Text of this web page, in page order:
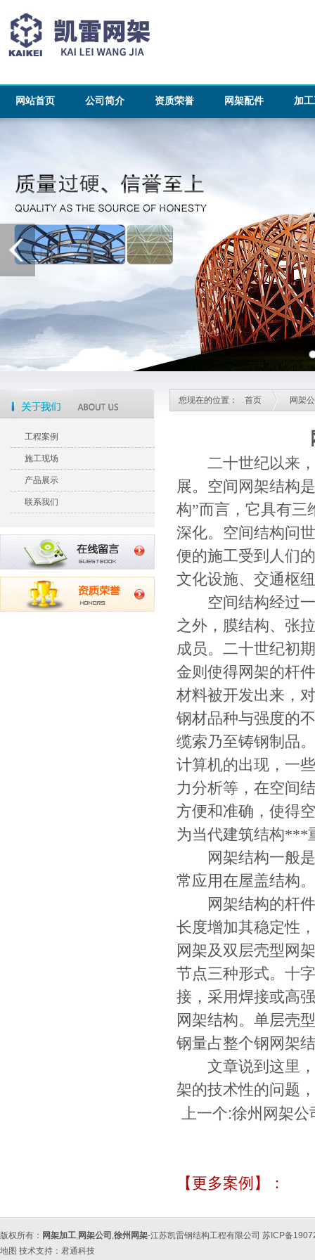
网站首页 公司简介 资质荣誉 网架配件 加
工程案例
施工现场
产品展示
联系我们
您现在的位置： 首页 网架
二十世纪以来，
展。空间网架结构
构”而言，它具有三
深化。空间结构问
便的施工受到人们
文化设施、交通枢
空间结构经过一
之外，膜结构、张
成员。二十世纪初
金则使得网架的杆
材料被开发出来，
钢材品种与强度的
缆索乃至铸钢制品
计算机的出现，一
力分析等，在空间
方便和准确，使得
为当代建筑结构***
网架结构一般是
常应用在屋盖结构。
网架结构的杆件
长度增加其稳定性
网架及双层壳型网
节点三种形式。十
接，采用焊接或高
网架结构。单层壳
钢量占整个钢网架
文章说到这里，
架的技术性的问题
上一个:徐州网架公
【更多案例】：
版权所有： 网架加工,网架公司 ,徐州网架-江苏凯雷钢结构工程有限公司 苏ICP备
地图 技术支持： 君通科技